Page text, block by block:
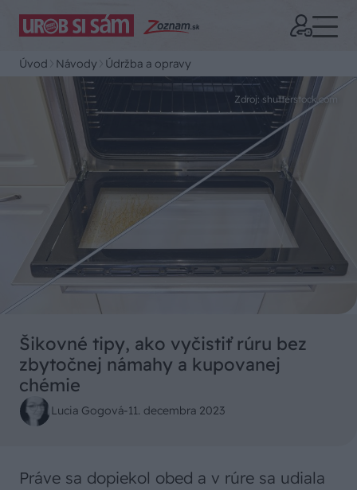
Úvod Návody Údržba a opravy
Zdroj: shutterstock.com
Šikovné tipy, ako vyčistiť rúru bez
zbytočnej námahy a kupovanej
chémie
Lucia Gogová-11. decembra 2023
Práve sa dopiekol obed a v rúre sa udiala